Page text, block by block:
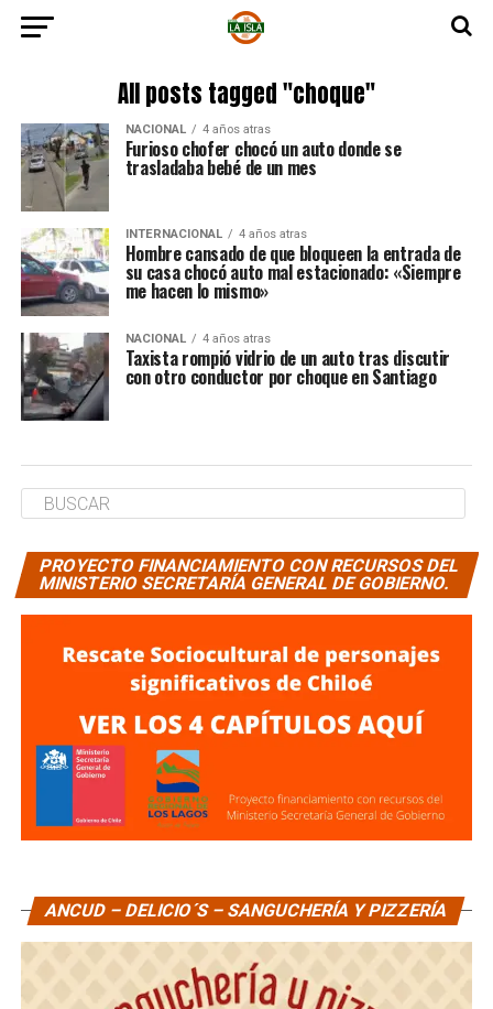
All posts tagged "choque"
NACIONAL 4 años atras
Furioso chofer chocó un auto donde se
trasladaba bebé de un mes
INTERNACIONAL 4 años atras
Hombre cansado de que bloqueen la entrada de
su casa chocó auto mal estacionado: «Siempre
me hacen lo mismo»
NACIONAL 4 años atras
Taxista rompió vidrio de un auto tras discutir
con otro conductor por choque en Santiago
PROYECTO FINANCIAMIENTO CON RECURSOS DEL
MINISTERIO SECRETARÍA GENERAL DE GOBIERNO.
ANCUD – DELICIO´S – SANGUCHERÍA Y PIZZERÍA